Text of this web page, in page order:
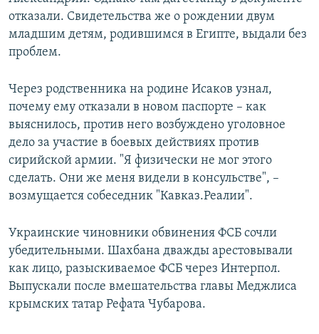
отказали. Свидетельства же о рождении двум
младшим детям, родившимся в Египте, выдали без
проблем.
Через родственника на родине Исаков узнал,
почему ему отказали в новом паспорте – как
выяснилось, против него возбуждено уголовное
дело за участие в боевых действиях против
сирийской армии. "Я физически не мог этого
сделать. Они же меня видели в консульстве", –
возмущается собеседник "Кавказ.Реалии".
Украинские чиновники обвинения ФСБ сочли
убедительными. Шахбана дважды арестовывали
как лицо, разыскиваемое ФСБ через Интерпол.
Выпускали после вмешательства главы Меджлиса
крымских татар Рефата Чубарова.